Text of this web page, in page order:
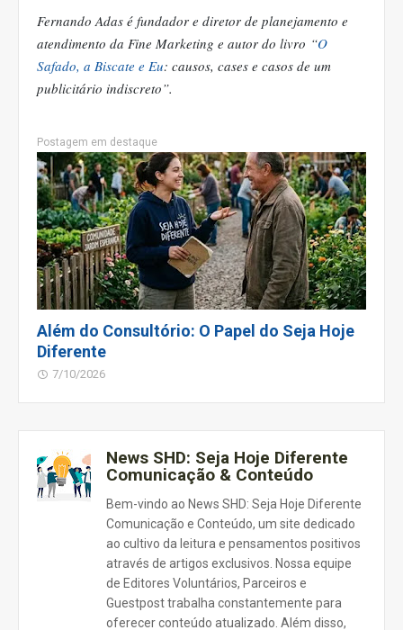
Fernando Adas é fundador e diretor de planejamento e
atendimento da Fine Marketing e autor do livro “O
Safado, a Biscate e Eu: causos, cases e casos de um
publicitário indiscreto”.
Postagem em destaque
Além do Consultório: O Papel do Seja Hoje
Diferente
7/10/2026
News SHD: Seja Hoje Diferente
Comunicação & Conteúdo
Bem-vindo ao News SHD: Seja Hoje Diferente
Comunicação e Conteúdo, um site dedicado
ao cultivo da leitura e pensamentos positivos
através de artigos exclusivos. Nossa equipe
de Editores Voluntários, Parceiros e
Guestpost trabalha constantemente para
oferecer conteúdo atualizado. Além disso,